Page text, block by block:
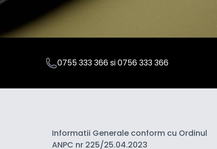
0755 333 366si0756 333 366
Informatii Generale conform cu Ordinul
ANPC nr 225/25.04.2023